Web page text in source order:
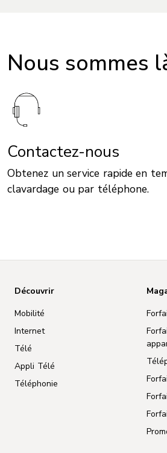
Nous sommes
Contactez-nous
Obtenez un service rapide en
clavardage ou par téléphone.
Découvrir
Mobilité
Internet
Télé
Appli Télé
Téléphonie